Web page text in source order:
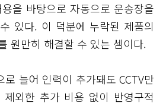
을 바탕으로 자동으로 운송장을
있다. 이 덕분에 누락된 제품의
원만히 해결할 수 있는 셈이다.
늘어 인력이 추가돼도 CCTV만
외한 추가 비용 없이 반영구적